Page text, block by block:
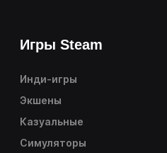
Игры Steam
Инди-игры
Экшены
Казуальные
Симуляторы